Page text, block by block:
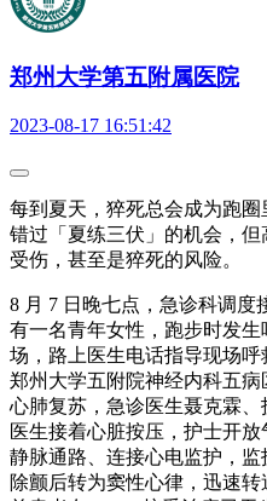
郑州大学第五附属医院
2023-08-17 16:51:42
每到夏天，猝死总会成为跑
错过「夏练三伏」的机会，
受伤，甚至是猝死的风险。
8 月 7 日晚七点，急诊科调度
有一名青年女性，跑步时发
场，路上医生电话指导现场
郑州大学五附院神经内科五
心肺复苏，急诊医生聂克霖、
医生接着心脏按压，护士开
静脉通路、连接心电监护，监
除颤后转为窦性心律，迅速